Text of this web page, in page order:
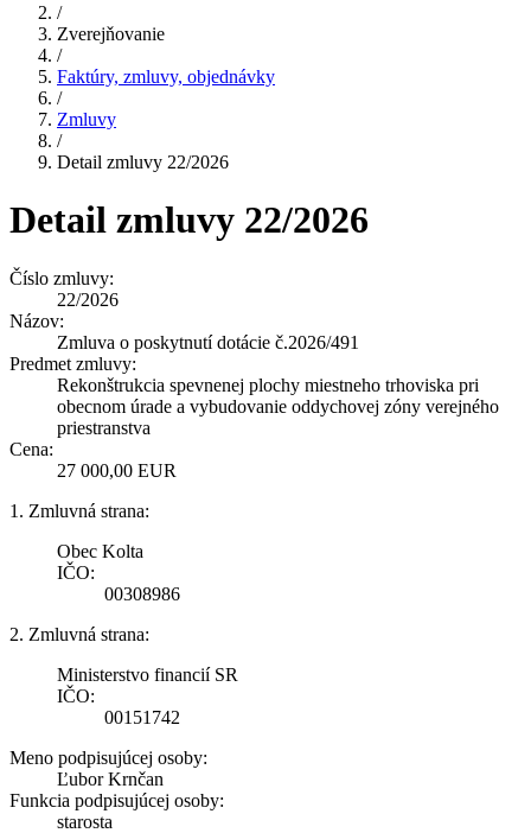
/
Zverejňovanie
/
Faktúry, zmluvy, objednávky
/
Zmluvy
/
Detail zmluvy 22/2026
Detail zmluvy 22/2026
Číslo zmluvy:
22/2026
Názov:
Zmluva o poskytnutí dotácie č.2026/491
Predmet zmluvy:
Rekonštrukcia spevnenej plochy miestneho trhoviska pri
obecnom úrade a vybudovanie oddychovej zóny verejného
priestranstva
Cena:
27 000,00 EUR
1. Zmluvná strana:
Obec Kolta
IČO:
00308986
2. Zmluvná strana:
Ministerstvo financií SR
IČO:
00151742
Meno podpisujúcej osoby:
Ľubor Krnčan
Funkcia podpisujúcej osoby:
starosta